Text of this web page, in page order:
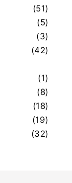
(51)
(5)
(3)
(42)
(1)
(8)
(18)
(19)
(32)